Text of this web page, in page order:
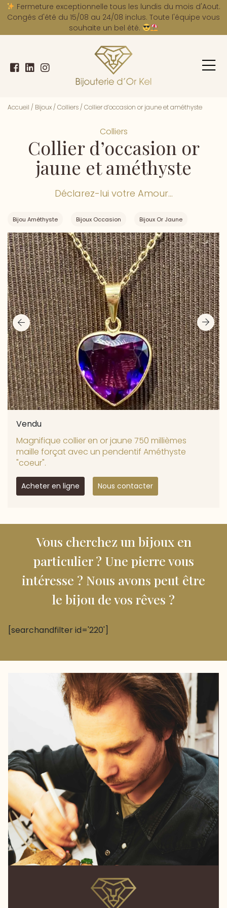
Fermeture exceptionnelle tous les lundis du mois d'Aout.
Congés d'été du 15/08 au 24/08 inclus. Toute l'équipe vous
souhaite un bel été.
Accueil / Bijoux / Colliers / Collier d’occasion or jaune et améthyste
Colliers
Collier d’occasion or
jaune et améthyste
Déclarez-lui votre Amour...
Bijou Améthyste Bijoux Occasion Bijoux Or Jaune
Vendu
Magnifique collier en or jaune 750 millièmes
maille forçat avec un pendentif Améthyste
"coeur".
Acheter en ligne Nous contacter
Vous cherchez un bijoux en
particulier ? Une pierre vous
intéresse ? Nous avons peut être
le bijou de vos rêves ?
[searchandfilter id='220']